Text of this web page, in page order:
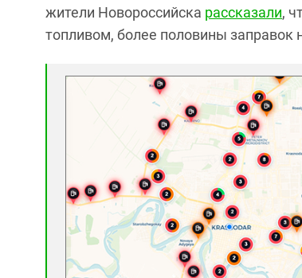
жители Новороссийска рассказали,
топливом, более половины заправок